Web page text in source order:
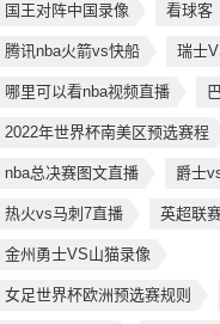
国王对阵中国录像 看球客
腾讯nba火箭vs快船 瑞士
哪里可以看nba视频直播
2022年世界杯南美区预选赛程
nba总决赛图文直播 爵士
热火vs马刺7直播 英超联
金州勇士VS山猫录像
女足世界杯欧洲预选赛规则